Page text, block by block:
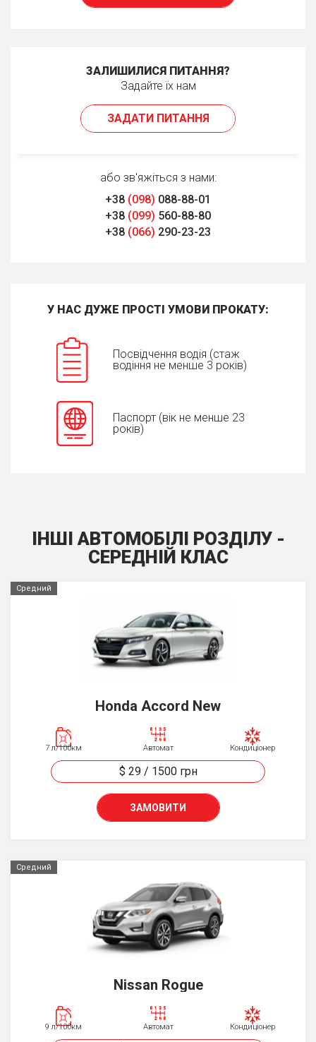
ЗАЛИШИЛИСЯ ПИТАННЯ?
Задайте їх нам
ЗАДАТИ ПИТАННЯ
або зв'яжіться з нами:
+38 (098) 088-88-01
+38 (099) 560-88-80
+38 (066) 290-23-23
У НАС ДУЖЕ ПРОСТІ УМОВИ ПРОКАТУ:
Посвідчення водія (стаж
водіння не менше 3 років)
Паспорт (вік не менше 23
років)
ІНШІ АВТОМОБІЛІ РОЗДІЛУ -
СЕРЕДНIЙ КЛАС
Средний
Honda Accord New
7 л/100км Автомат Кондиціонер
$ 29/ 1500 грн
ЗАМОВИТИ
Средний
Nissan Rogue
9 л/100км Автомат Кондиціонер